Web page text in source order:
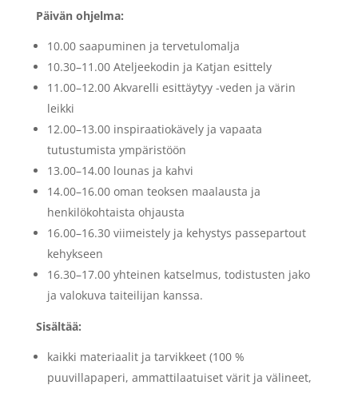
Päivän ohjelma:
10.00 saapuminen ja tervetulomalja
10.30–11.00 Ateljeekodin ja Katjan esittely
11.00–12.00 Akvarelli esittäytyy -veden ja värin
leikki
12.00–13.00 inspiraatiokävely ja vapaata
tutustumista ympäristöön
13.00–14.00 lounas ja kahvi
14.00–16.00 oman teoksen maalausta ja
henkilökohtaista ohjausta
16.00–16.30 viimeistely ja kehystys passepartout
kehykseen
16.30–17.00 yhteinen katselmus, todistusten jako
ja valokuva taiteilijan kanssa.
Sisältää:
kaikki materiaalit ja tarvikkeet (100 %
puuvillapaperi, ammattilaatuiset värit ja välineet,